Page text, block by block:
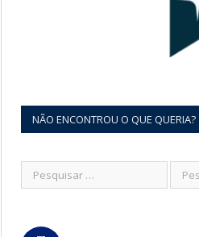
NÃO ENCONTROU O QUE QUERIA?